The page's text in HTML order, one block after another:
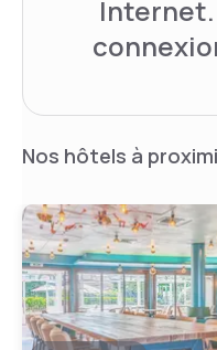
Nos hôtels à